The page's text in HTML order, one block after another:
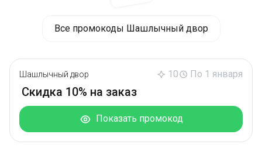
Все промокоды Шашлычный двор
Шашлычный двор 10 По 1 января
Скидка 10% на заказ
Показать промокод